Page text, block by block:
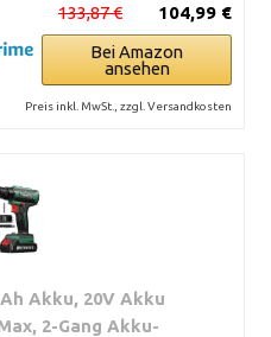
104,99 €
133,87 €
Bei Amazon
ansehen
Preis inkl. MwSt., zzgl. Versandkosten
Akku, 20V Akku
2-Gang Akku-